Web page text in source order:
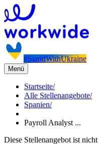
#StandWithUkraine
Menü
Startseite/
Alle Stellenangebote/
Spanien/
Payroll Analyst ...
Diese Stellenangebot ist